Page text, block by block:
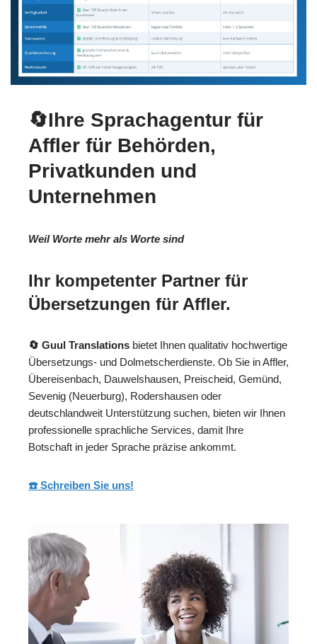
🔄Ihre Sprachagentur für
Affler für Behörden,
Privatkunden und
Unternehmen
Weil Worte mehr als Worte sind
Ihr kompetenter Partner für
Übersetzungen für Affler.
🔄 Guul Translations bietet Ihnen qualitativ hochwertige
Übersetzungs- und Dolmetscherdienste. Ob Sie in Affler,
Übereisenbach, Dauwelshausen, Preischeid, Gemünd,
Sevenig (Neuerburg), Rodershausen oder
deutschlandweit Unterstützung suchen, bieten wir Ihnen
professionelle sprachliche Services, damit Ihre
Botschaft in jeder Sprache präzise ankommt.
☎️ Schreiben Sie uns!